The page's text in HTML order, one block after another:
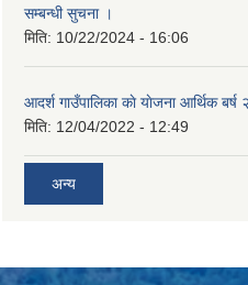
सम्बन्धी सुचना ।
मिति: 10/22/2024 - 16:06
आदर्श गाउँपालिका काे याेजना आर्थिक
मिति: 12/04/2022 - 12:49
अन्य